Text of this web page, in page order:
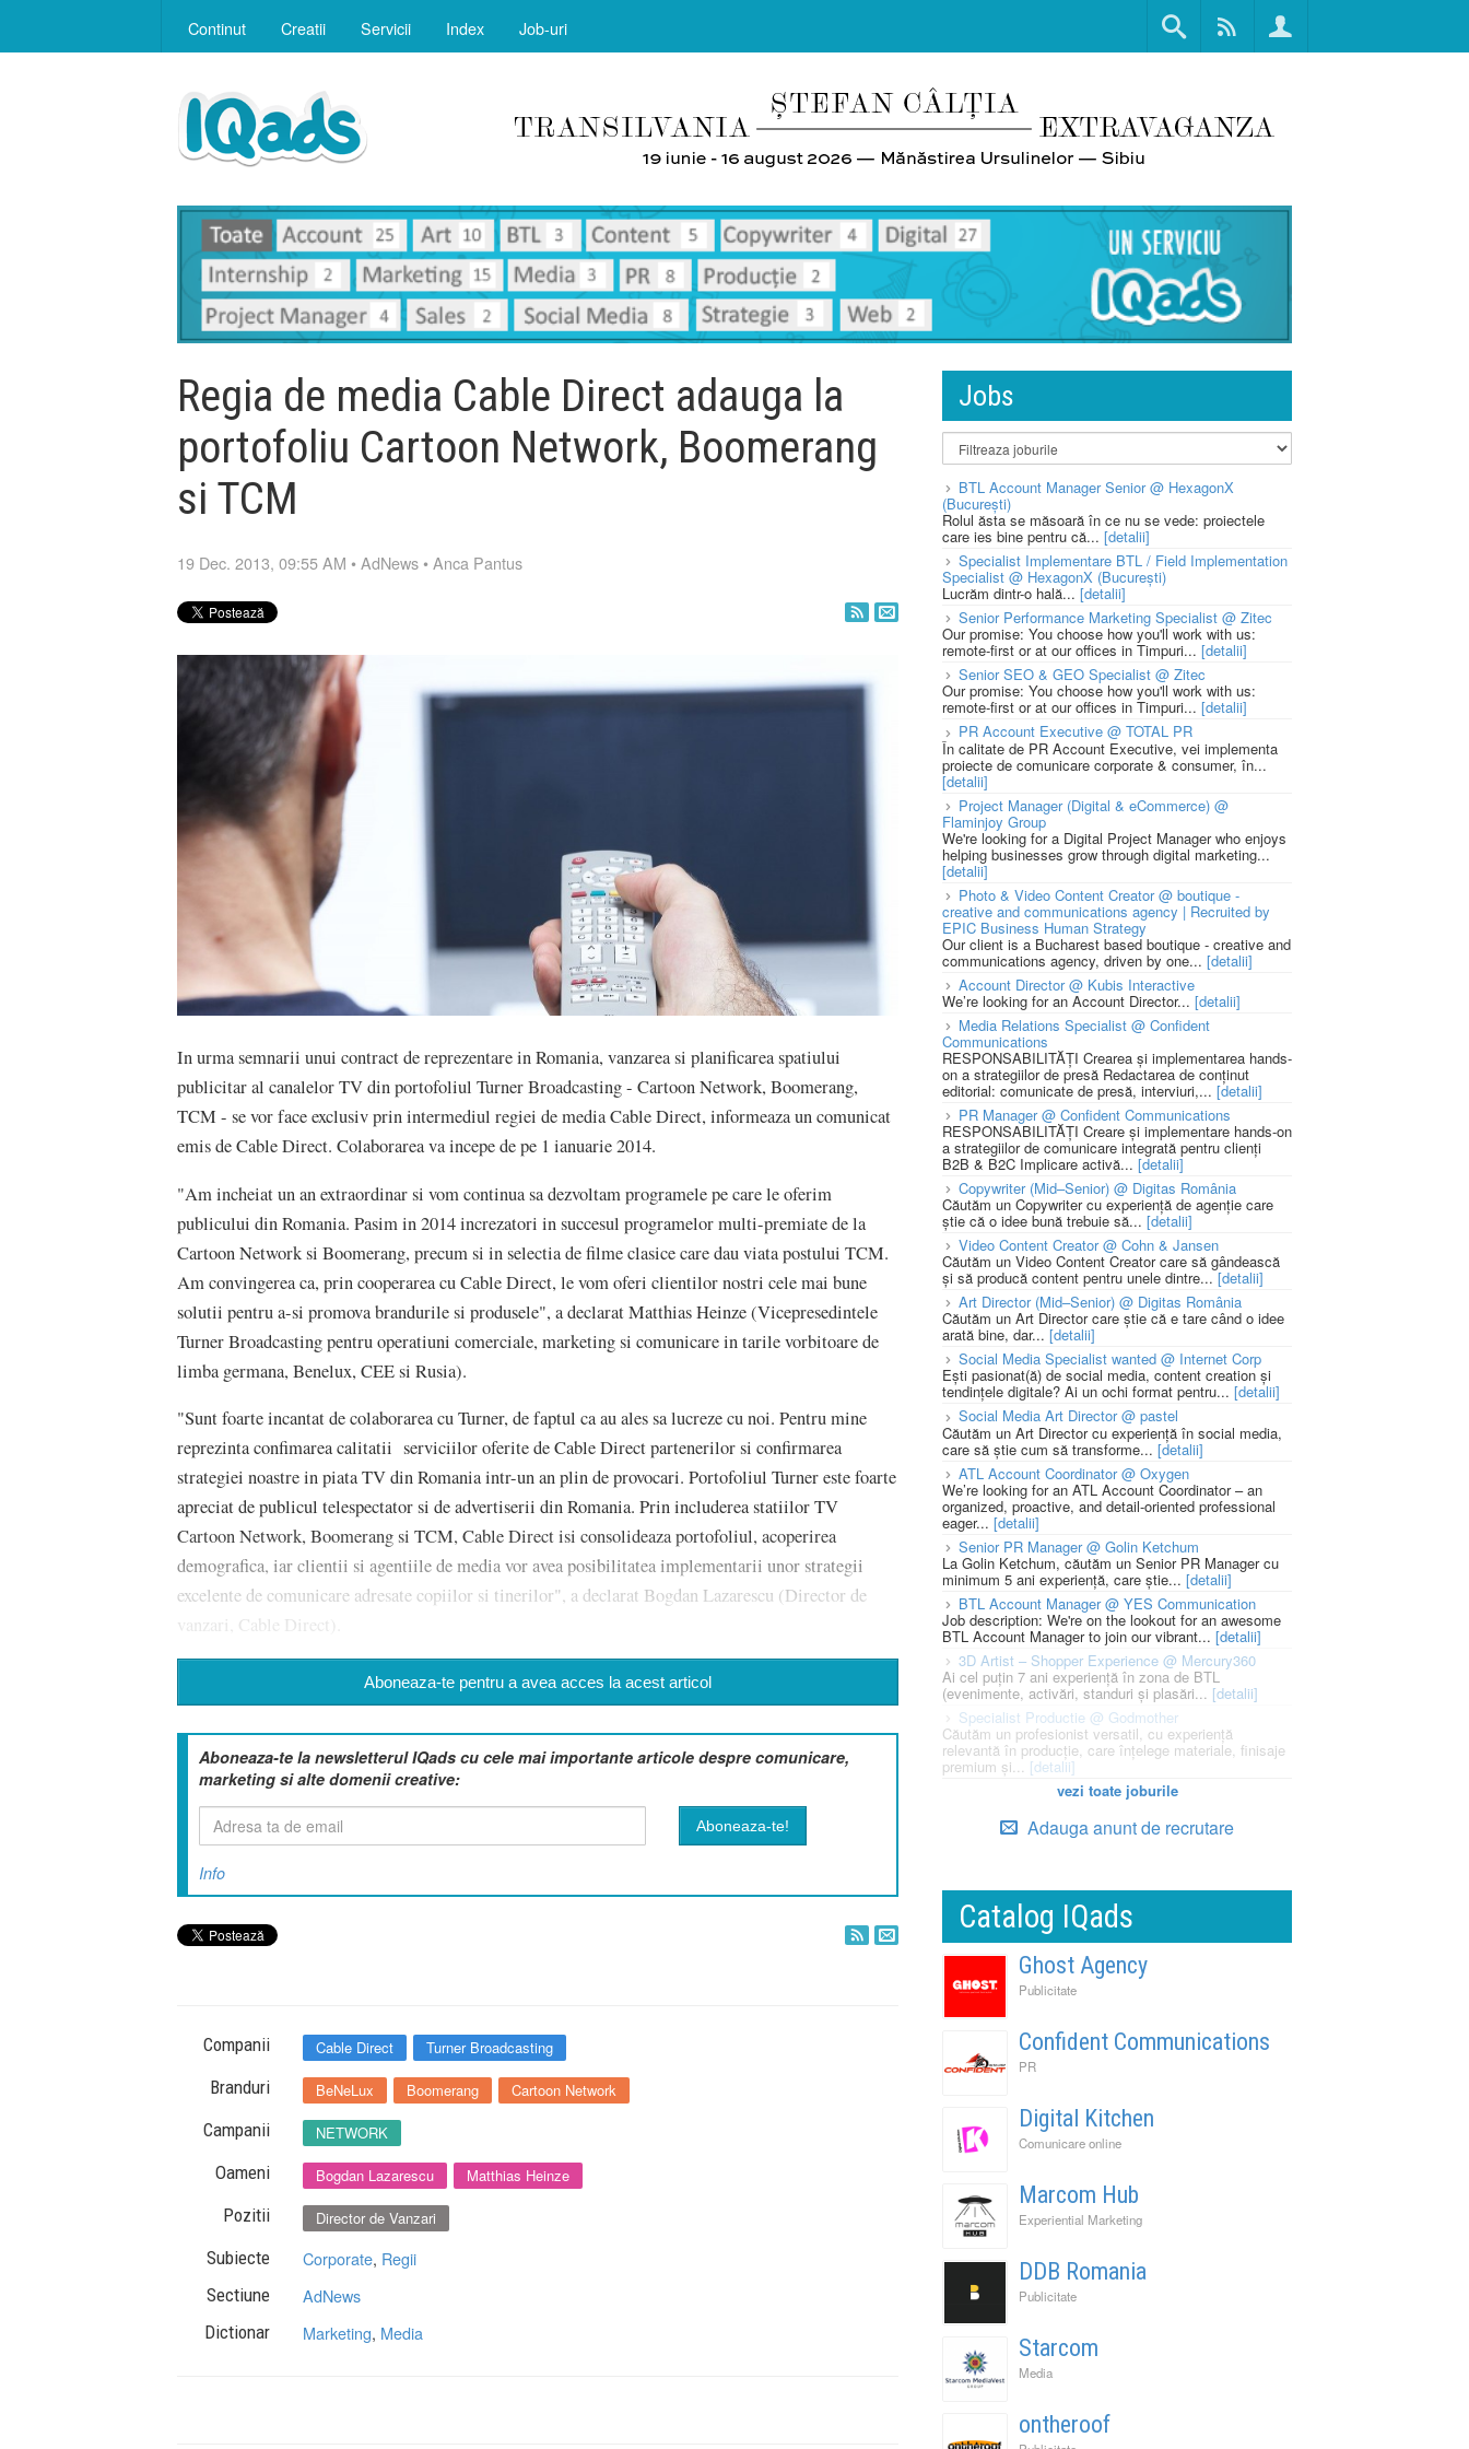
Continut Creatii Servicii Index Job-uri
Regia de media Cable Direct adauga la
portofoliu Cartoon Network, Boomerang
si TCM
19 Dec. 2013, 09:55 AM •AdNews •Anca Pantus
In urma semnarii unui contract de reprezentare in Romania, vanzarea si planificarea spatiului
publicitar al canalelor TV din portofoliul Turner Broadcasting - Cartoon Network, Boomerang,
TCM - se vor face exclusiv prin intermediul regiei de media Cable Direct, informeaza un comunicat
emis de Cable Direct. Colaborarea va incepe de pe 1 ianuarie 2014.
"Am incheiat un an extraordinar si vom continua sa dezvoltam programele pe care le oferim
publicului din Romania. Pasim in 2014 increzatori in succesul programelor multi-premiate de la
Cartoon Network si Boomerang, precum si in selectia de filme clasice care dau viata postului TCM.
Am convingerea ca, prin cooperarea cu Cable Direct, le vom oferi clientilor nostri cele mai bune
solutii pentru a-si promova brandurile si produsele", a declarat Matthias Heinze (Vicepresedintele
Turner Broadcasting pentru operatiuni comerciale, marketing si comunicare in tarile vorbitoare de
limba germana, Benelux, CEE si Rusia).
"Sunt foarte incantat de colaborarea cu Turner, de faptul ca au ales sa lucreze cu noi. Pentru mine
reprezinta confimarea calitatii serviciilor oferite de Cable Direct partenerilor si confirmarea
strategiei noastre in piata TV din Romania intr-un an plin de provocari. Portofoliul Turner este foarte
apreciat de publicul telespectator si de advertiserii din Romania. Prin includerea statiilor TV
Cartoon Network, Boomerang si TCM, Cable Direct isi consolideaza portofoliul, acoperirea
demografica, iar clientii si agentiile de media vor avea posibilitatea implementarii unor strategii
excelente de comunicare adresate copiilor si tinerilor", a declarat Bogdan Lazarescu (Director de
vanzari, Cable Direct).
Aboneaza-te pentru a avea acces la acest articol
Aboneaza-te la newsletterul IQads cu cele mai importante articole despre comunicare,
marketing si alte domenii creative:
Info
Companii Cable Direct Turner Broadcasting
Branduri BeNeLux Boomerang Cartoon Network
Campanii NETWORK
Oameni Bogdan Lazarescu Matthias Heinze
Pozitii Director de Vanzari
Subiecte Corporate, Regii
Sectiune AdNews
Dictionar Marketing, Media
Jobs
BTL Account Manager Senior @ HexagonX
(București)
Rolul ăsta se măsoară în ce nu se vede: proiectele
care ies bine pentru că... [detalii]
Specialist Implementare BTL / Field Implementation
Specialist @ HexagonX (București)
Lucrăm dintr-o hală... [detalii]
Senior Performance Marketing Specialist @ Zitec
Our promise: You choose how you'll work with us:
remote-first or at our offices in Timpuri... [detalii]
Senior SEO & GEO Specialist @ Zitec
Our promise: You choose how you'll work with us:
remote-first or at our offices in Timpuri... [detalii]
PR Account Executive @ TOTAL PR
În calitate de PR Account Executive, vei implementa
proiecte de comunicare corporate & consumer, în...
[detalii]
Project Manager (Digital & eCommerce) @
Flaminjoy Group
We're looking for a Digital Project Manager who enjoys
helping businesses grow through digital marketing...
[detalii]
Photo & Video Content Creator @ boutique -
creative and communications agency | Recruited by
EPIC Business Human Strategy
Our client is a Bucharest based boutique - creative and
communications agency, driven by one... [detalii]
Account Director @ Kubis Interactive
We’re looking for an Account Director... [detalii]
Media Relations Specialist @ Confident
Communications
RESPONSABILITĂȚI Crearea și implementarea hands-
on a strategiilor de presă Redactarea de conținut
editorial: comunicate de presă, interviuri,... [detalii]
PR Manager @ Confident Communications
RESPONSABILITĂȚI Creare și implementare hands-on
a strategiilor de comunicare integrată pentru clienți
B2B & B2C Implicare activă... [detalii]
Copywriter (Mid–Senior) @ Digitas România
Căutăm un Copywriter cu experiență de agenție care
știe că o idee bună trebuie să... [detalii]
Video Content Creator @ Cohn & Jansen
Căutăm un Video Content Creator care să gândească
și să producă content pentru unele dintre... [detalii]
Art Director (Mid–Senior) @ Digitas România
Căutăm un Art Director care știe că e tare când o idee
arată bine, dar... [detalii]
Social Media Specialist wanted @ Internet Corp
Ești pasionat(ă) de social media, content creation și
tendințele digitale? Ai un ochi format pentru... [detalii]
Social Media Art Director @ pastel
Căutăm un Art Director cu experiență în social media,
care să știe cum să transforme... [detalii]
ATL Account Coordinator @ Oxygen
We’re looking for an ATL Account Coordinator – an
organized, proactive, and detail-oriented professional
eager... [detalii]
Senior PR Manager @ Golin Ketchum
La Golin Ketchum, căutăm un Senior PR Manager cu
minimum 5 ani experiență, care știe... [detalii]
BTL Account Manager @ YES Communication
Job description: We're on the lookout for an awesome
BTL Account Manager to join our vibrant... [detalii]
3D Artist – Shopper Experience @ Mercury360
Ai cel puțin 7 ani experiență în zona de BTL
(evenimente, activări, standuri și plasări... [detalii]
Specialist Productie @ Godmother
Căutăm un profesionist versatil, cu experiență
relevantă în producție, care înțelege materiale, finisaje
premium și... [detalii]
vezi toate joburile
Adauga anunt de recrutare
Catalog IQads
Ghost Agency
Publicitate
Confident Communications
PR
Digital Kitchen
Comunicare online
Marcom Hub
Experiential Marketing
DDB Romania
Publicitate
Starcom
Media
ontheroof